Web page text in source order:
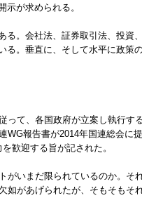
示が求められる。
る。会社法、証券取引法、投資
。垂直に、そして水平に政策
って、各国政府が立案し執行す
報告書が2014年国連総会に
歓迎する旨が記された。
がいまだ限られているのか。そ
如があげられたが、そもそもそ